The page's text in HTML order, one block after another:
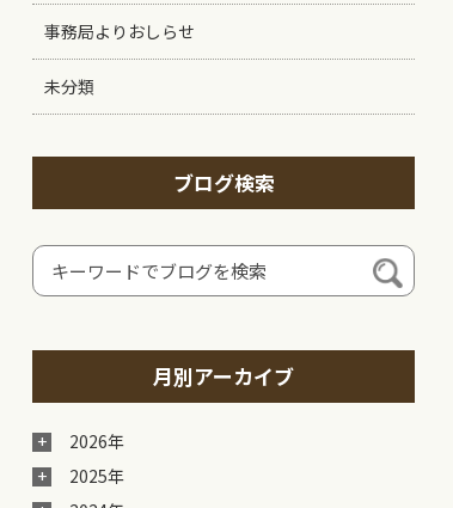
事務局よりおしらせ
未分類
ブログ検索
月別アーカイブ
2026年
2025年